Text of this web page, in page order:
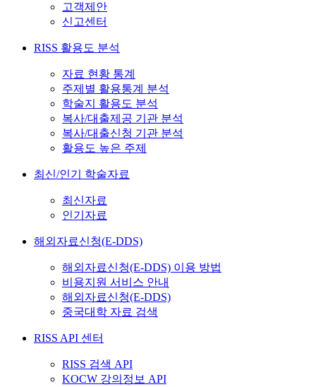
고객제안
신고센터
RISS 활용도 분석
자료 현황 통계
주제별 활용통계 분석
학술지 활용도 분석
복사/대출제공 기관 분석
복사/대출신청 기관 분석
활용도 높은 주제
최신/인기 학술자료
최신자료
인기자료
해외자료신청(E-DDS)
해외자료신청(E-DDS) 이용 방법
비용지원 서비스 안내
해외자료신청(E-DDS)
중국대학 자료 검색
RISS API 센터
RISS 검색 API
KOCW 강의정보 API